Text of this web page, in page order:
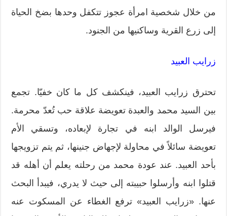
من خلال شخصية امرأة عجوز تتكفل وحدها بضخ الحياة
إلى زرع القرية وساكنيها من الجنود.
زرايب العبيد
تحترق زرايب العبيد، فينكشف كل ما كان خفيّا. تجمع
بين السيد محمد والعبدة تعويضة علاقة حب تُعدّ محرمة.
فيرسل الوالد ابنه في تجارة لإبعاده، وتسقي الأم
تعويضة سائلاً في محاولة لإجهاض جنينها، ثم يتم تزويجها
بأحد العبيد. عند عودة محمد من رحلته يعلم أن أهله قد
قتلوا ابنه وأرسلوا حبيبته إلى حيث لا يدري، فيبدأ البحث
عنها. «زرايب العبيد» ترفع الغطاء عن المسكوت عنه